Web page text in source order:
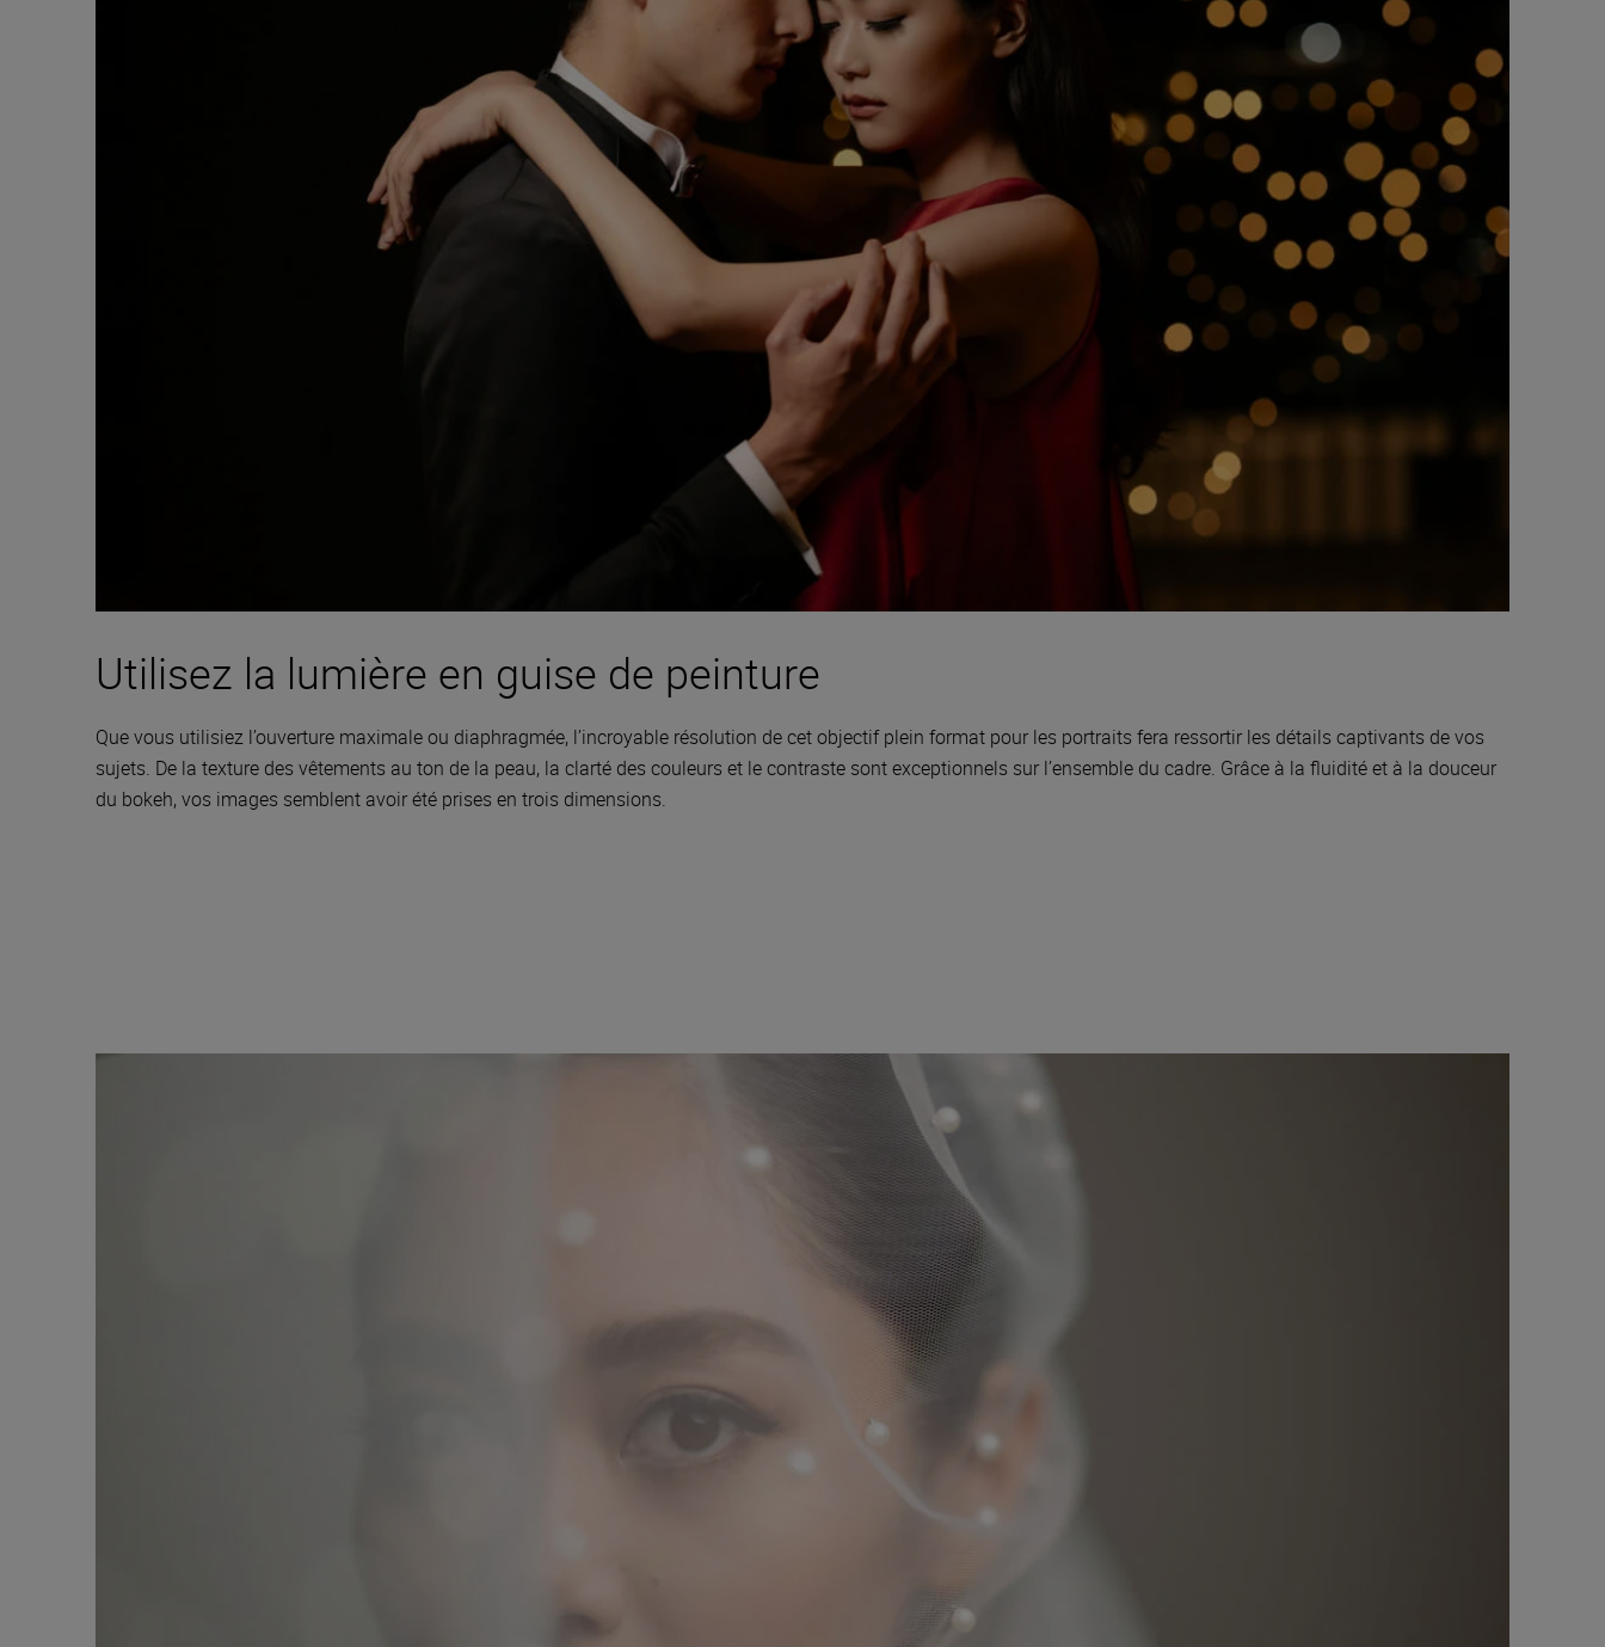
Utilisez la lumière en guise de peinture
Que vous utilisiez l’ouverture maximale ou diaphragmée, l’incroyable résolution de cet objectif plein format pour les portraits fera ressortir les détails captivants de vos
sujets. De la texture des vêtements au ton de la peau, la clarté des couleurs et le contraste sont exceptionnels sur l’ensemble du cadre. Grâce à la fluidité et à la douceur
du bokeh, vos images semblent avoir été prises en trois dimensions.